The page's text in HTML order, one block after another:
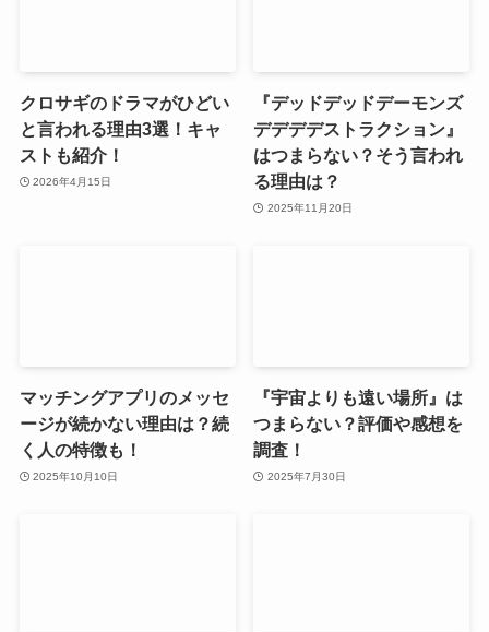
クロサギのドラマがひどい
と言われる理由3選！キャ
ストも紹介！
2026年4月15日
『デッドデッドデーモンズ
デデデデストラクション』
はつまらない？そう言われ
る理由は？
2025年11月20日
マッチングアプリのメッセ
ージが続かない理由は？続
く人の特徴も！
2025年10月10日
『宇宙よりも遠い場所』は
つまらない？評価や感想を
調査！
2025年7月30日